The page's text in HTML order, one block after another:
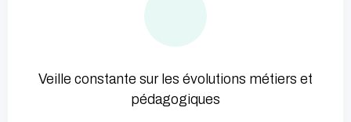
Veille constante sur les évolutions métiers et
pédagogiques